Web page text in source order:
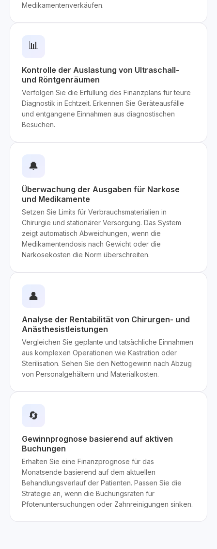
Medikamentenverkäufen.
📊
Kontrolle der Auslastung von Ultraschall-
und Röntgenräumen
Verfolgen Sie die Erfüllung des Finanzplans für teure
Diagnostik in Echtzeit. Erkennen Sie Geräteausfälle
und entgangene Einnahmen aus diagnostischen
Besuchen.
🔔
Überwachung der Ausgaben für Narkose
und Medikamente
Setzen Sie Limits für Verbrauchsmaterialien in
Chirurgie und stationärer Versorgung. Das System
zeigt automatisch Abweichungen, wenn die
Medikamentendosis nach Gewicht oder die
Narkosekosten die Norm überschreiten.
👤
Analyse der Rentabilität von Chirurgen- und
Anästhesistleistungen
Vergleichen Sie geplante und tatsächliche Einnahmen
aus komplexen Operationen wie Kastration oder
Sterilisation. Sehen Sie den Nettogewinn nach Abzug
von Personalgehältern und Materialkosten.
🔄
Gewinnprognose basierend auf aktiven
Buchungen
Erhalten Sie eine Finanzprognose für das
Monatsende basierend auf dem aktuellen
Behandlungsverlauf der Patienten. Passen Sie die
Strategie an, wenn die Buchungsraten für
Pfotenuntersuchungen oder Zahnreinigungen sinken.